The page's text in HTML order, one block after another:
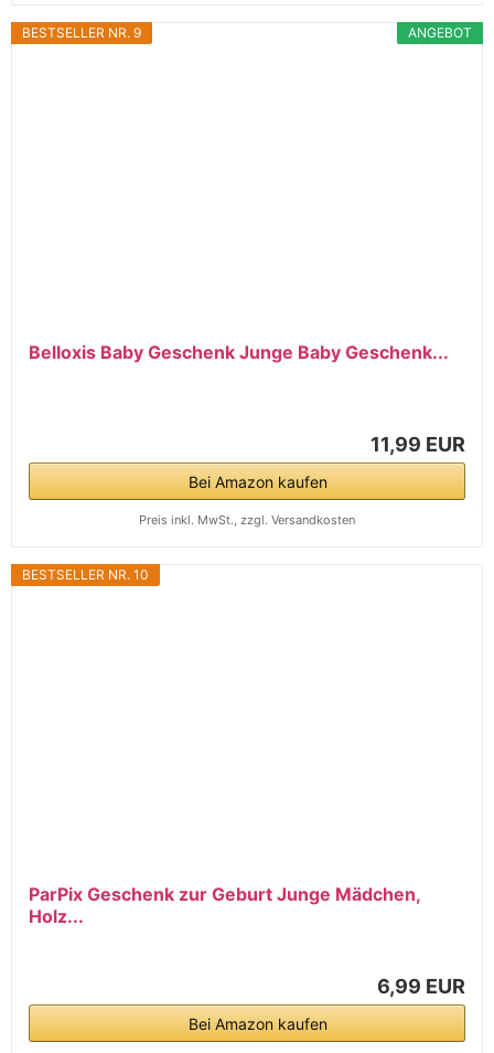
ANGEBOT
BESTSELLER NR. 9
Belloxis Baby Geschenk Junge Baby Geschenk...
11,99 EUR
Bei Amazon kaufen
Preis inkl. MwSt., zzgl. Versandkosten
BESTSELLER NR. 10
ParPix Geschenk zur Geburt Junge Mädchen,
Holz...
6,99 EUR
Bei Amazon kaufen